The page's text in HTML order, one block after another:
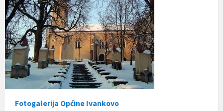
Fotogalerija Općine Ivankovo